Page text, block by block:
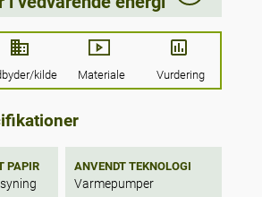
and is silent. However, the
of the thermoelectric
used commercially is less
kilde Materiale Vurdering
PAPIR ANVENDT TEKNOLOGI
Varmepumper